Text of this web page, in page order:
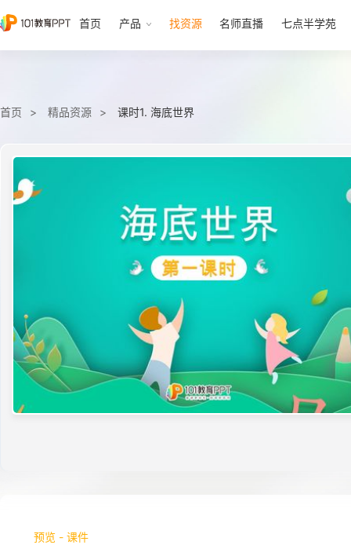
首页 产品 找资源 名师直播 七点半学苑
首页 精品资源 课时1. 海底世界
预览 - 课件